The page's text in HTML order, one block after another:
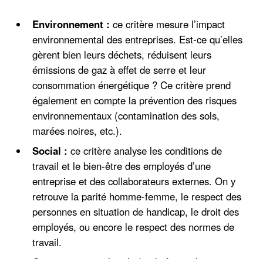
Environnement : ce critère mesure l’impact
environnemental des entreprises. Est-ce qu’elles
gèrent bien leurs déchets, réduisent leurs
émissions de gaz à effet de serre et leur
consommation énergétique ? Ce critère prend
également en compte la prévention des risques
environnementaux (contamination des sols,
marées noires, etc.).
Social : ce critère analyse les conditions de
travail et le bien-être des employés d’une
entreprise et des collaborateurs externes. On y
retrouve la parité homme-femme, le respect des
personnes en situation de handicap, le droit des
employés, ou encore le respect des normes de
travail.